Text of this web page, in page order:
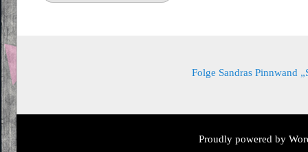
Folge Sandras Pinnwand
Proudly powered by